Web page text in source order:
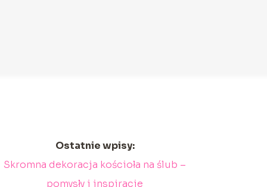
Ostatnie wpisy:
Skromna dekoracja kościoła na ślub –
pomysły i inspiracje